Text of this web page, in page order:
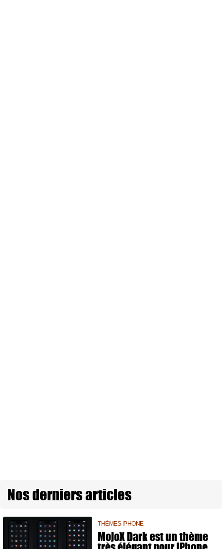
Nos derniers articles
THÈMES IPHONE
MojoX Dark est un thème